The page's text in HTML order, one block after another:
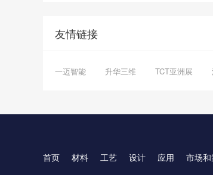
友情链接
一迈智能 升华三维 TCT亚洲展
首页 材料 工艺 设计 应用
市场